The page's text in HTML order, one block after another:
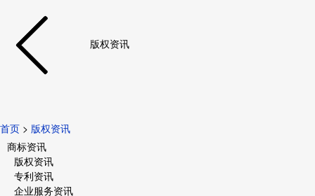
版权资讯
首页 > 版权资讯
商标资讯
版权资讯
专利资讯
企业服务资讯